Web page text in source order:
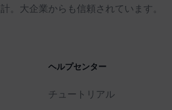
。大企業からも信頼されています。
ヘルプセンター
チュートリアル